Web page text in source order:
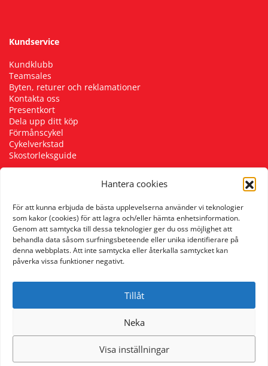
Hantera cookies
För att kunna erbjuda de bästa upplevelserna använder vi teknologier
som kakor (cookies) för att lagra och/eller hämta enhetsinformation.
Genom att samtycka till dessa teknologier ger du oss möjlighet att
behandla data såsom surfningsbeteende eller unika identifierare på
denna webbplats. Att inte samtycka eller återkalla samtycket kan
påverka vissa funktioner negativt.
Tillåt
Neka
Visa inställningar
Kundservice
Kundklubb
Teamsales
Byten, returer och reklamationer
Kontakta oss
Presentkort
Dela upp ditt köp
Förmånscykel
Cykelverkstad
Skostorleksguide
Följ oss